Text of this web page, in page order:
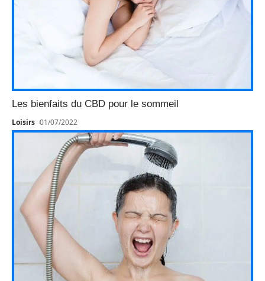
Les bienfaits du CBD pour le sommeil
Loisirs 01/07/2022